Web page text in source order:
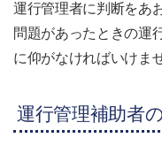
運行管理者に判断をあ
問題があったときの運
に仰がなければいけま
運行管理補助者